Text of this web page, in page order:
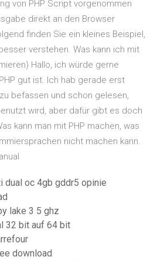
von PHP Script vorgenommen
direkt an den Browser
finden Sie ein kleines Beispiel,
verstehen. Was kann ich mit
Hallo, ich würde gerne
gut ist. Ich hab gerade erst
befassen und schon gelesen,
wird, aber dafür gibt es doch
kann man mit PHP machen, was
nicht machen kann.
dual oc 4gb gddr5 opinie
lake 3 5 ghz
32 bit auf 64 bit
download